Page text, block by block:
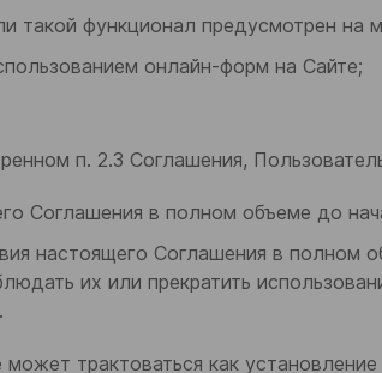
такой функционал предусмотрен на
онлайн-форм на Сайте;
п. 2.3 Соглашения,
Соглашения в полном объеме до
настоящего Соглашения в полном
их или прекратить
трактоваться как